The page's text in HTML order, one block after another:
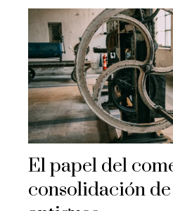
El papel del
consolidación